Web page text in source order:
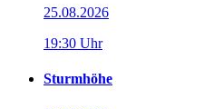
25.08.2026
19:30 Uhr
Sturmhöhe